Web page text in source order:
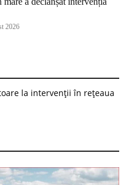
2026
la intervenții în rețeaua